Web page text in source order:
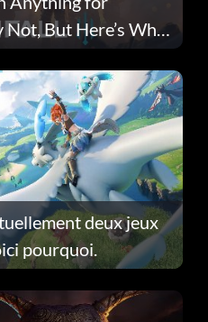
But Here’s Why
deux jeux
pourquoi.